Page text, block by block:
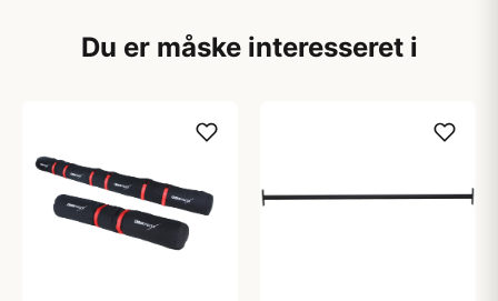
Du er måske interesseret i